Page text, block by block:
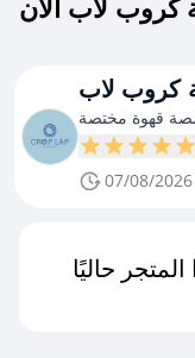
كروب لاب
قهوة مختصة